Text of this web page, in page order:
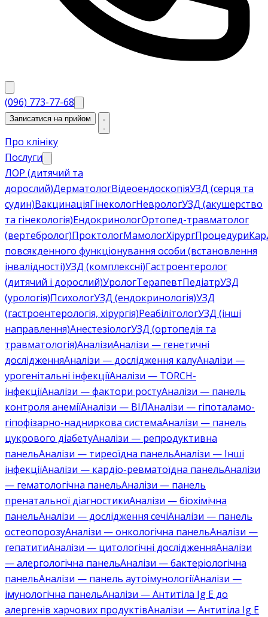
(096) 773-77-68
Записатися на прийом
Про клініку
Послуги
ЛОР (дитячий та
дорослий)ДерматологВідеоендоскопіяУЗД (серця та
судин)ВакцинаціяГінекологНеврологУЗД (акушерство
та гінекологія)ЕндокринологОртопед-травматолог
(вертебролог)ПроктологМамологХірургПроцедури
повсякденного функціонування особи (встановлення
інвалідності)УЗД (комплексні)Гастроентеролог
(дитячий і дорослий)УрологТерапевтПедіатрУЗД
(урологія)ПсихологУЗД (ендокринологія)УЗД
(гастроентерологія, хірургія)РеабілітологУЗД (інші
направлення)АнестезіологУЗД (ортопедія та
травматологія)АналізиАналізи — генетичні
дослідженняАналізи — дослідження калуАналізи —
урогенітальні інфекціїАналізи — TORCH-
інфекціїАналізи — фактори ростуАналізи — панель
контроля анеміїАналізи — ВІЛАналізи — гіпоталамо-
гіпофізарно-надниркова системаАналізи — панель
цукрового діабетуАналізи — репродуктивна
панельАналізи — тиреоїдна панельАналізи — Інші
інфекціїАналізи — кардіо-ревматоїдна панельАналізи
— гематологічна панельАналізи — панель
пренатальної діагностикиАналізи — біохімічна
панельАналізи — дослідження сечіАналізи — панель
остеопорозуАналізи — онкологічна панельАналізи —
гепатитиАналізи — цитологічні дослідженняАналізи
— алергологічна панельАналізи — бактеріологічна
панельАналізи — панель аутоімунологіїАналізи —
імунологічна панельАналізи — Антитіла Ig E до
алергенів харчових продуктівАналізи — Антитіла Ig E